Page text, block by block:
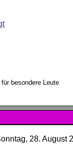
besondere Leute
28. August